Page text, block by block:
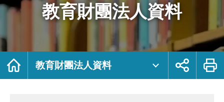
資
料
府
局
法
教育財團法人資料
首
教育財團法人資料
展
鈕
列